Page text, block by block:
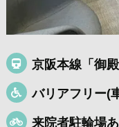
京阪本線「御
バリアフリー(
来院者駐輪場